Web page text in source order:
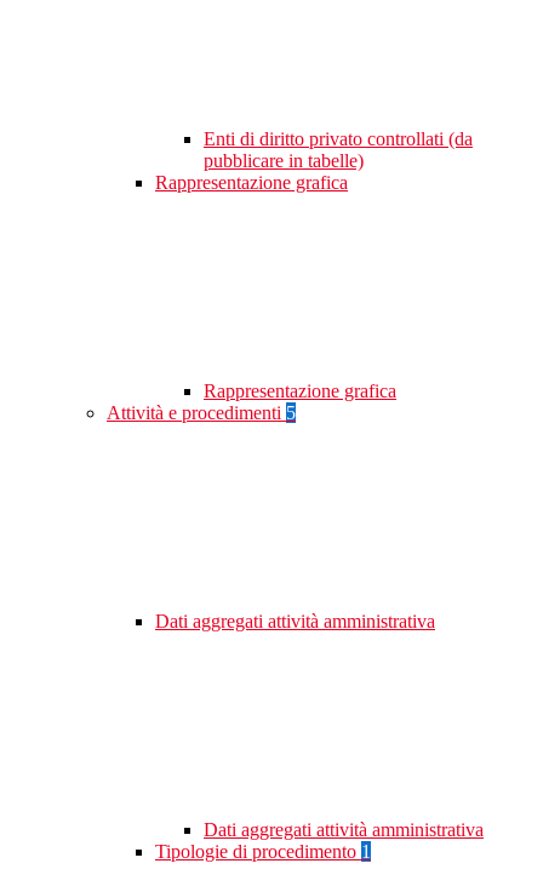
Enti di diritto privato controllati (da
pubblicare in tabelle)
Rappresentazione grafica
Rappresentazione grafica
Attività e procedimenti 5
Dati aggregati attività amministrativa
Dati aggregati attività amministrativa
Tipologie di procedimento 1